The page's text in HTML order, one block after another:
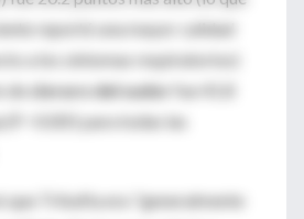
reportó una mayor calidad
a los síntomas respiratorios)
decloruro del sudor
fue 41.8
(P <0.001 para todas las
que Trikafta era "generalmente